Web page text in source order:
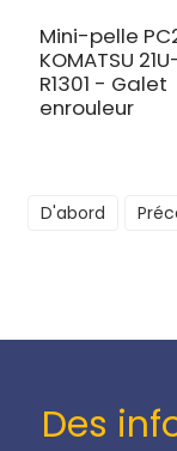
Mini-pelle
KOMATSU
R1301 - Galet
enrouleur
D'abord
Des